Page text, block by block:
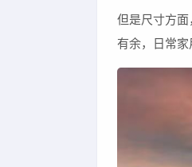
但是尺寸方面
有余，日常家